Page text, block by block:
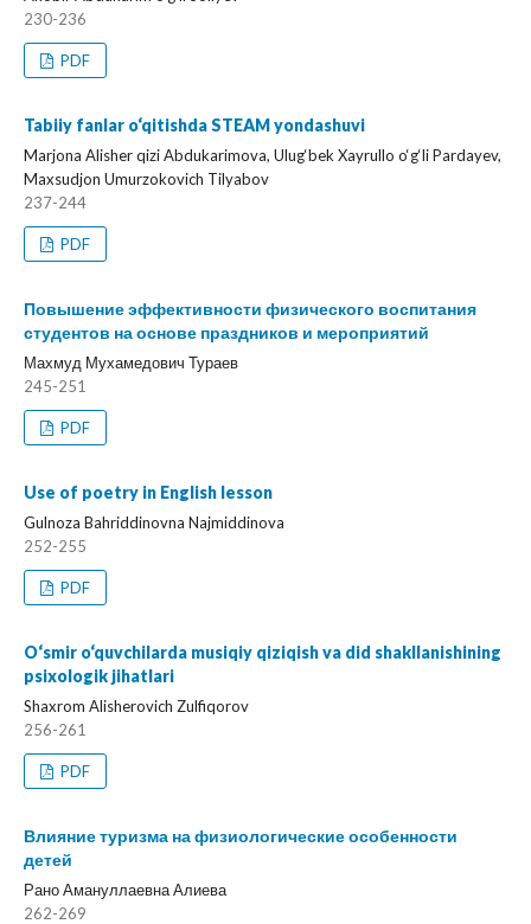
230-236
PDF
Tabiiy fanlar o‘qitishda STEAM yondashuvi
Marjona Alisher qizi Abdukarimova, Ulug‘bek Xayrullo o‘g‘li Pardayev,
Maxsudjon Umurzokovich Tilyabov
237-244
PDF
Повышение эффективности физического воспитания
студентов на основе праздников и мероприятий
Махмуд Мухамедович Тураев
245-251
PDF
Use of poetry in English lesson
Gulnoza Bahriddinovna Najmiddinova
252-255
PDF
O‘smir o‘quvchilarda musiqiy qiziqish va did shakllanishining
psixologik jihatlari
Shaxrom Alisherovich Zulfiqorov
256-261
PDF
Влияние туризма на физиологические особенности
детей
Рано Амануллаевна Алиева
262-269